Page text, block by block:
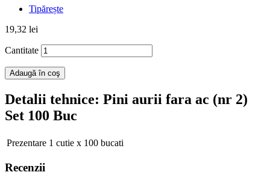
Tipărește
19,32 lei
Cantitate
Adaugă în coş
Detalii tehnice: Pini aurii fara ac (nr 2)
Set 100 Buc
Prezentare 1 cutie x 100 bucati
Recenzii